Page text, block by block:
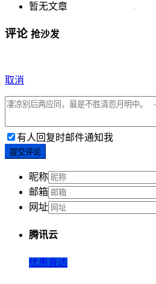
暂无文章
评论 抢沙发
取消
有人回复时邮件通知我
提交评论
昵称
邮箱
网址
腾讯云
优惠直达